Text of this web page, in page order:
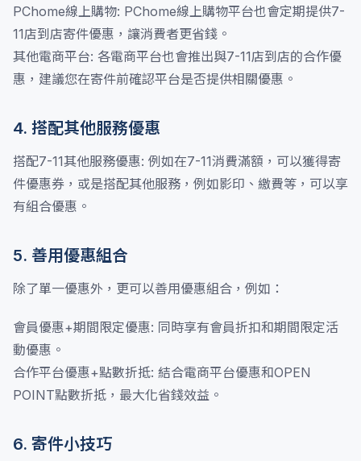
PChome線上購物: PChome線上購物平台也會定期提供7-
11店到店寄件優惠，讓消費者更省錢。
其他電商平台: 各電商平台也會推出與7-11店到店的合作優
惠，建議您在寄件前確認平台是否提供相關優惠。
4. 搭配其他服務優惠
搭配7-11其他服務優惠: 例如在7-11消費滿額，可以獲得寄
件優惠券，或是搭配其他服務，例如影印、繳費等，可以享
有組合優惠。
5. 善用優惠組合
除了單一優惠外，更可以善用優惠組合，例如：
會員優惠+期間限定優惠: 同時享有會員折扣和期間限定活
動優惠。
合作平台優惠+點數折抵: 結合電商平台優惠和OPEN
POINT點數折抵，最大化省錢效益。
6. 寄件小技巧